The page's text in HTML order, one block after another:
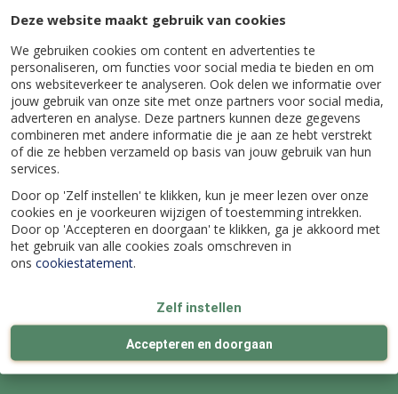
Deze website maakt gebruik van cookies
We gebruiken cookies om content en advertenties te
personaliseren, om functies voor social media te bieden en om
ons websiteverkeer te analyseren. Ook delen we informatie over
jouw gebruik van onze site met onze partners voor social media,
adverteren en analyse. Deze partners kunnen deze gegevens
combineren met andere informatie die je aan ze hebt verstrekt
of die ze hebben verzameld op basis van jouw gebruik van hun
services.
Door op 'Zelf instellen' te klikken, kun je meer lezen over onze
cookies en je voorkeuren wijzigen of toestemming intrekken.
Door op 'Accepteren en doorgaan' te klikken, ga je akkoord met
het gebruik van alle cookies zoals omschreven in
ons cookiestatement.
Zelf instellen
Accepteren en doorgaan
250gr
100gr
meer dan 100 jaar
4 echtewinkels
Ieder seizoen verrassend vernieuwd